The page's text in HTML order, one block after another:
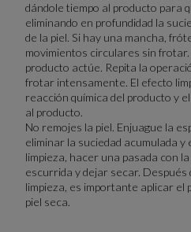
dándole tiempo al producto para
eliminando en profundidad la
de la piel. Si hay una mancha,
movimientos circulares sin
producto actúe. Repita la
frotar intensamente. El efecto
reacción química del producto y
al producto.
No remojes la piel. Enjuague la
eliminar la suciedad acumulada
limpieza, hacer una pasada con
escurrida y dejar secar. Después
limpieza, es importante aplicar
piel seca.